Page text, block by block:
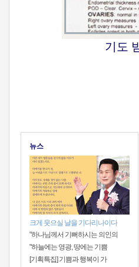
기도
뉴스
크게 웃으실 날을 기다리나이다
"하나님께서 기뻐하시는 의인의
"하늘에는 영광, 땅에는 기쁨
[기획특집] 기쁨과 행복이 가